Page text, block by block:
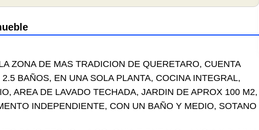
ZONA DE MAS TRADICION DE QUERETARO, CUENTA
BAÑOS, EN UNA SOLA PLANTA, COCINA INTEGRAL,
AREA DE LAVADO TECHADA, JARDIN DE APROX 100 M2,
INDEPENDIENTE, CON UN BAÑO Y MEDIO, SOTANO